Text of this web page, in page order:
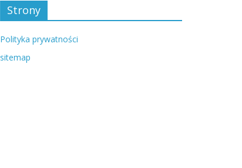
Strony
Polityka prywatności
sitemap